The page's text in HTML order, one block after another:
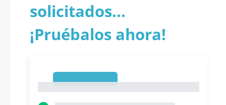
solicitados...
¡Pruébalos ahora!